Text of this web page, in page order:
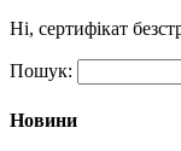
Ні, сертифікат
Пошук:
Новини